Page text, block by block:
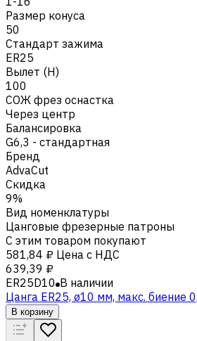
Размер конуса
50
Стандарт зажима
ER25
Вылет (H)
100
СОЖ фрез оснастка
Через центр
Балансировка
G6,3 - стандартная
Бренд
AdvaCut
Скидка
9%
Вид номенклатуры
Цанговые фрезерные патроны
С этим товаром покупают
581,84 ₽ Цена с НДС
639,39 ₽
ER25D10 В наличии
Цанга ER25, ø10 мм, макс. биение
В корзину